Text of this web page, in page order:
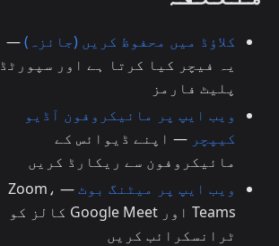
کلاؤڈ میں محفوظ کریں (جائزہ)—
یہ فیچر کیا کرتا ہے اور سپورٹڈ
پلیٹ فارمز
ویب ایپ پر مائیکروفون آڈیو
کیپچر — اپنے ڈیوائس کے
مائیکروفون سے ریکارڈ کریں
ویب ایپ پر میٹنگ بوٹ
— Zoom،
Teams اور Google Meet کالز کو
ٹرانسکرائب کریں